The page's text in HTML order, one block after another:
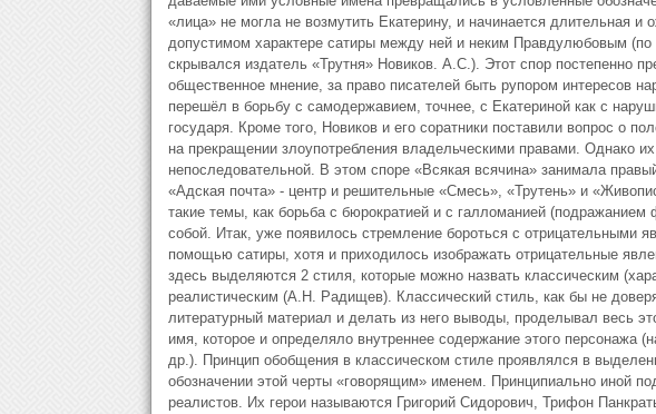
«лица» не могла не возмутить Екатерину, и начинается длительная и
допустимом характере сатиры между ней и неким Правдулюбовым
скрывался издатель «Трутня» Новиков. А.С.). Этот спор постепенно
общественное мнение, за право писателей быть рупором интересов
перешёл в борьбу с самодержавием, точнее, с Екатериной как с
государя. Кроме того, Новиков и его соратники поставили вопрос о
на прекращении злоупотребления владельческими правами. Однако
непоследовательной. В этом споре «Всякая всячина» занимала
«Адская почта» - центр и решительные «Смесь», «Трутень» и
такие темы, как борьба с бюрократией и с галломанией
собой. Итак, уже появилось стремление бороться с отрицательными
помощью сатиры, хотя и приходилось изображать отрицательные
здесь выделяются 2 стиля, которые можно назвать классическим
реалистическим (А.Н. Радищев). Классический стиль, как бы не
литературный материал и делать из него выводы, проделывал весь
имя, которое и определяло внутреннее содержание этого персонажа
др.). Принцип обобщения в классическом стиле проявлялся в
обозначении этой черты «говорящим» именем. Принципиально иной
реалистов. Их герои называются Григорий Сидорович, Трифон